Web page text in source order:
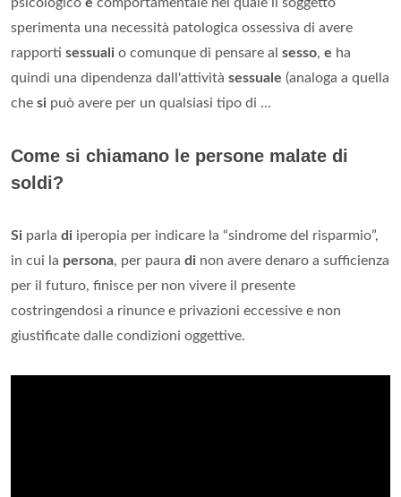
psicologico e comportamentale nel quale il soggetto
sperimenta una necessità patologica ossessiva di avere
rapporti sessuali o comunque di pensare al sesso, e ha
quindi una dipendenza dall'attività sessuale (analoga a quella
che si può avere per un qualsiasi tipo di ...
Come si chiamano le persone malate di
soldi?
Si parla di iperopia per indicare la “sindrome del risparmio”,
in cui la persona, per paura di non avere denaro a sufficienza
per il futuro, finisce per non vivere il presente
costringendosi a rinunce e privazioni eccessive e non
giustificate dalle condizioni oggettive.